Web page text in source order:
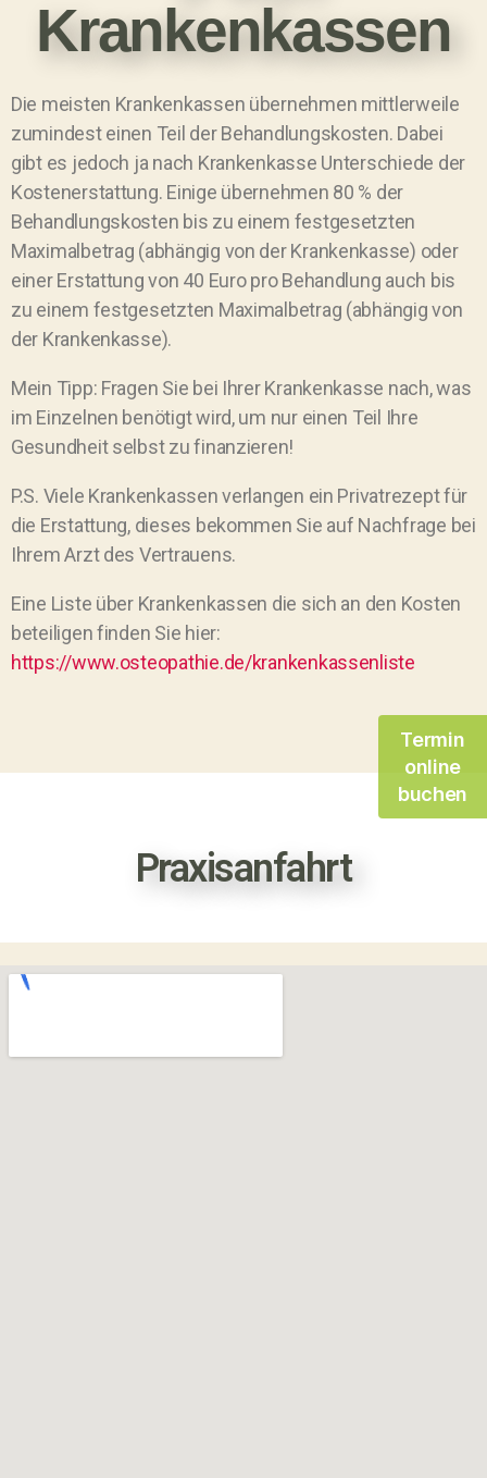
Termin
online
buchen
Krankenkassen
Die meisten Krankenkassen übernehmen mittlerweile
zumindest einen Teil der Behandlungskosten. Dabei
gibt es jedoch ja nach Krankenkasse Unterschiede der
Kostenerstattung. Einige übernehmen 80 % der
Behandlungskosten bis zu einem festgesetzten
Maximalbetrag (abhängig von der Krankenkasse) oder
einer Erstattung von 40 Euro pro Behandlung auch bis
zu einem festgesetzten Maximalbetrag (abhängig von
der Krankenkasse).
Mein Tipp: Fragen Sie bei Ihrer Krankenkasse nach, was
im Einzelnen benötigt wird, um nur einen Teil Ihre
Gesundheit selbst zu finanzieren!
P.S. Viele Krankenkassen verlangen ein Privatrezept für
die Erstattung, dieses bekommen Sie auf Nachfrage bei
Ihrem Arzt des Vertrauens.
Eine Liste über Krankenkassen die sich an den Kosten
beteiligen finden Sie hier:
https://www.osteopathie.de/krankenkassenliste
Praxisanfahrt